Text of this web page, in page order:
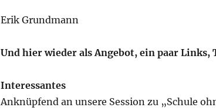
Erik Grundmann
Und hier wieder als Angebot, ein paar Links,
Interessantes
Anknüpfend an unsere Session zu „Schule